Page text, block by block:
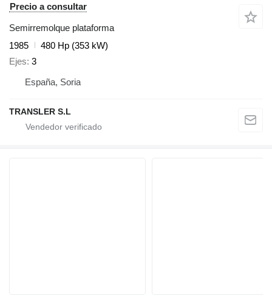
Precio a consultar
Semirremolque plataforma
1985
480 Hp (353 kW)
Ejes 3
España, Soria
TRANSLER S.L